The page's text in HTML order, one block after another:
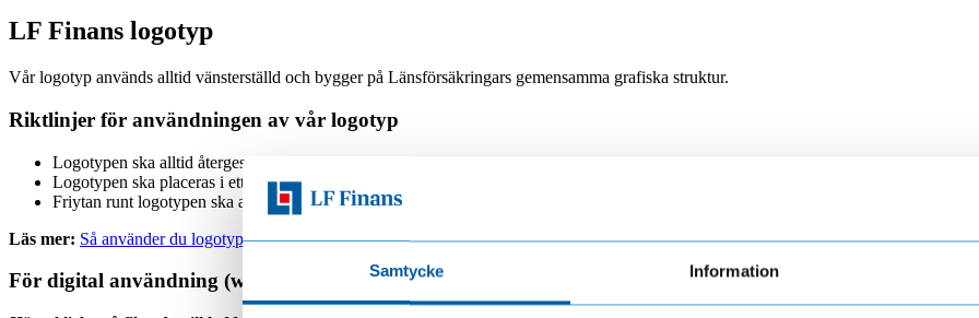
Samtycke Information
LF Finans logotyp
Vår logotyp används alltid vänsterställd och bygger på Länsförsäkringars gemensamma grafiska struktur.
Riktlinjer för användningen av vår logotyp
Logotypen ska alltid återges i färg där det är möjligt.
Logotypen ska placeras i ett hörn eller centrerat – men aldrig sväva fritt på ytan.
Friytan runt logotypen ska alltid motsvara minst symbolens bredd.
Läs mer: Så använder du logotypen
För digital användning (webb)